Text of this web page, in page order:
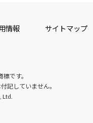
情報 サイトマップ
標です。
記していません。
Ltd.